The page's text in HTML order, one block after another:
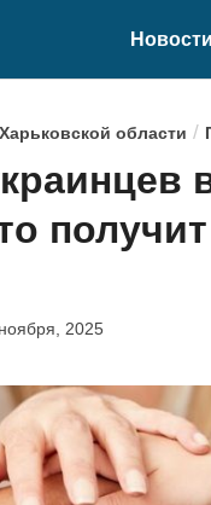
области /
2025